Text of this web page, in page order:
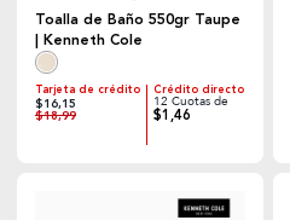
Toalla de Baño 550gr Taupe
| Kenneth Cole
Tarjeta de crédito
$16,15
$18,99
Crédito directo
12 Cuotas de
$1,46